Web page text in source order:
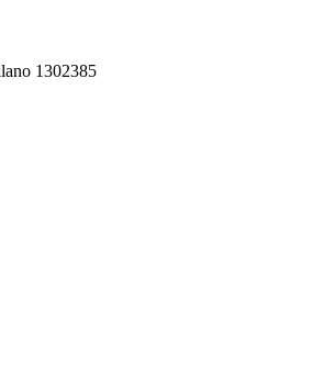
1302385